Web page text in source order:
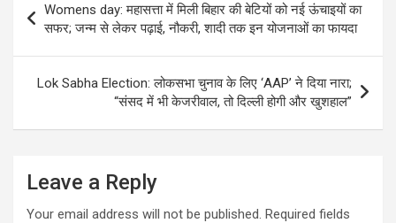
navigation
Womens day: महासत्ता में मिली बिहार की बेटियों को नई ऊंचाइयों का
सफर; जन्म से लेकर पढ़ाई, नौकरी, शादी तक इन योजनाओं का फायदा
Lok Sabha Election: लोकसभा चुनाव के लिए ‘AAP’ ने दिया नारा;
“संसद में भी केजरीवाल, तो दिल्ली होगी और खुशहाल”
Leave a Reply
Your email address will not be published. Required fields